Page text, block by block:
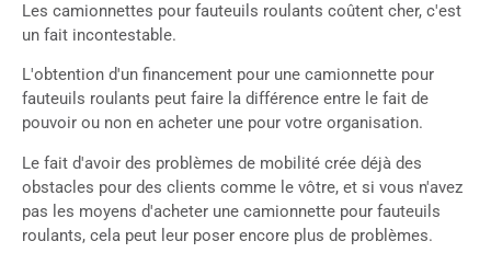
Les camionnettes pour fauteuils roulants coûtent cher, c'est
un fait incontestable.
L'obtention d'un financement pour une camionnette pour
fauteuils roulants peut faire la différence entre le fait de
pouvoir ou non en acheter une pour votre organisation.
Le fait d'avoir des problèmes de mobilité crée déjà des
obstacles pour des clients comme le vôtre, et si vous n'avez
pas les moyens d'acheter une camionnette pour fauteuils
roulants, cela peut leur poser encore plus de problèmes.